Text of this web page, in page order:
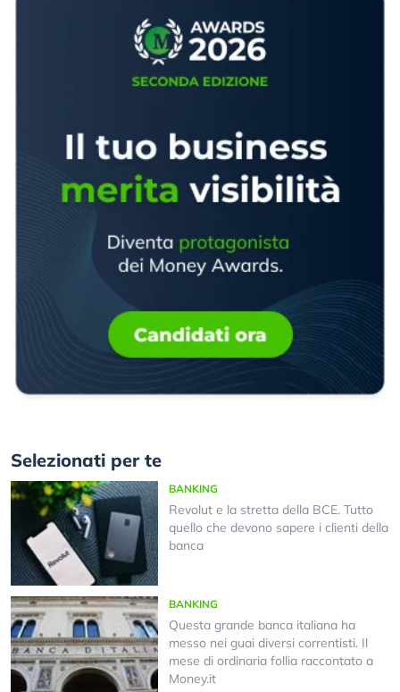
Selezionati per te
BANKING
Revolut e la stretta della BCE. Tutto
quello che devono sapere i clienti della
banca
BANKING
Questa grande banca italiana ha
messo nei guai diversi correntisti. Il
mese di ordinaria follia raccontato a
Money.it